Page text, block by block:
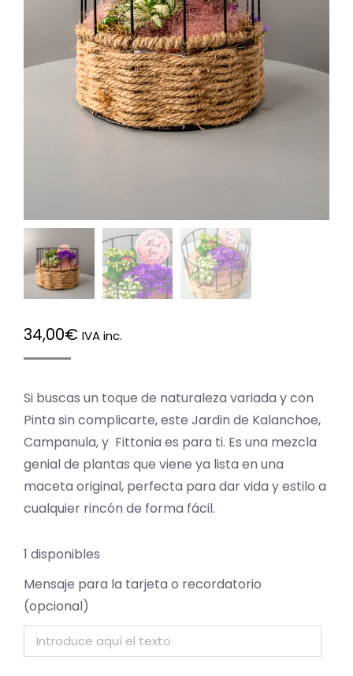
34,00€ IVA inc.
Si buscas un toque de naturaleza variada y con
Pinta sin complicarte, este Jardin de Kalanchoe,
Campanula, y Fittonia es para ti. Es una mezcla
genial de plantas que viene ya lista en una
maceta original, perfecta para dar vida y estilo a
cualquier rincón de forma fácil.
1 disponibles
Mensaje para la tarjeta o recordatorio
(opcional)